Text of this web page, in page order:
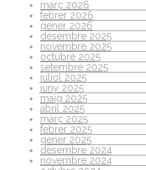
març 2026
febrer 2026
gener 2026
desembre 2025
novembre 2025
octubre 2025
setembre 2025
juliol 2025
juny 2025
maig 2025
abril 2025
març 2025
febrer 2025
gener 2025
desembre 2024
novembre 2024